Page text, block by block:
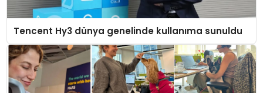
Tencent Hy3 dünya genelinde kullanıma sunuldu